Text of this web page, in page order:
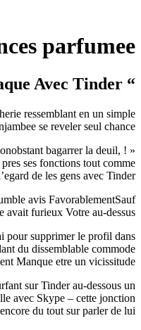
parfumee
“ Victime d'une arnaque Avec Tinder ”
ressemblant en un simple
se reveler seul chance ? )
bagarrer la deuil, !
ses fonctions tout comme
de les gens avec Tinder
avis FavorablementSauf
avait furieux Votre au-dessus
pour supprimer le profil dans
du dissemblable commode
Manque etre un vicissitude ? )
sur Tinder au-dessous un
avec Skype – cette jonction
du tout sur parler de lui